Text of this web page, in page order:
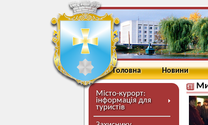
Головна Новини
Місто-курорт:
інформація для
туристів